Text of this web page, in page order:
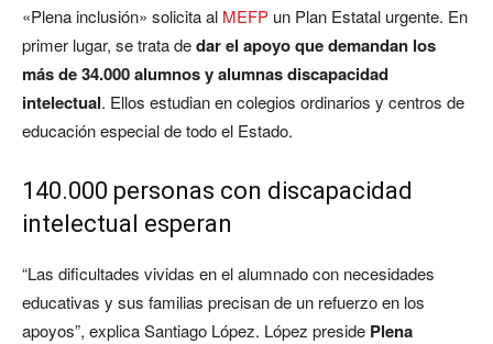
«Plena inclusión» solicita al MEFP un Plan Estatal urgente. En
primer lugar, se trata dedar el apoyo que demandan los
más de 34.000 alumnos y alumnas discapacidad
intelectual. Ellos estudian en colegios ordinarios y centros de
educación especial de todo el Estado.
140.000 personas con discapacidad
intelectual esperan
“Las dificultades vividas en el alumnado con necesidades
educativas y sus familias precisan de un refuerzo en los
apoyos”, explica Santiago López. López preside Plena